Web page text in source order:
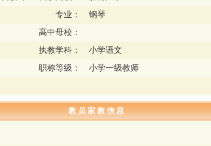
专业：
钢琴
高中母校：
执教学科：
小学语文
职称等级：
小学一级教师
教 员 家 教 信 息